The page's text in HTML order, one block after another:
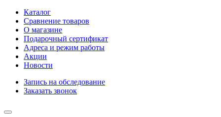
Каталог
Сравнение товаров
О магазине
Подарочный сертификат
Адреса и режим работы
Акции
Новости
Запись на обследование
Заказать звонок